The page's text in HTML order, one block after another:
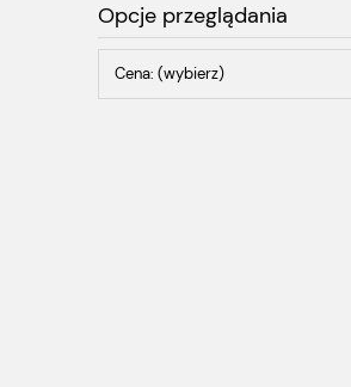
Opcje przeglądania
Cena: (wybierz)